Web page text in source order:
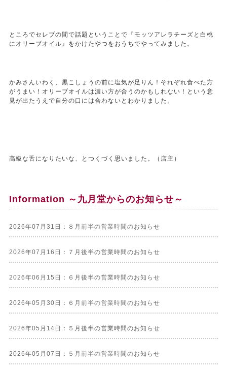
ところでセレブの間で話題ということで『モッツアレラチーズと白桃
にオリーブオイル』をかけたやつをおうちでやってみました。
かみさんいわく、黒こしょうの前に塩気が足りん！それぞれ食べた方
がうまい！オリーブオイルは濃い方が合うのかもしれない！という意
見が出たうえで自分の口には合わないとわかりました。
高級な舌になりたいな、とつくづく思いました。（店主）
Information ～九月堂からのお知らせ～
2026年07月31日：８月前半の営業時間のお知らせ
2026年07月16日：７月後半の営業時間のお知らせ
2026年06月15日：６月後半の営業時間のお知らせ
2026年05月30日：６月前半の営業時間のお知らせ
2026年05月14日：５月後半の営業時間のお知らせ
2026年05月07日：５月前半の営業時間のお知らせ